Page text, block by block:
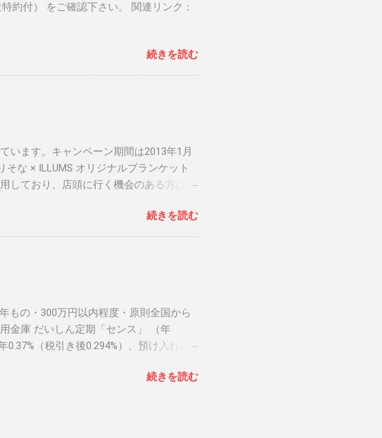
約付） をご確認下さい。 関連リンク：
続きを読む
います。キャンペーン期間は2013年1月
な × ILLUMS オリジナルブランケット
しており、店頭に行く機会のある方は是
続きを読む
もの・300万円以内程度・原則全国から
金庫 だいしん定期「センス」 （年
（税引き後0.294%）、預け入れ期
） ２位 香川銀行セルフうどん支店 超
税引き後0.223%） ３位 愛媛銀行インタ
続きを読む